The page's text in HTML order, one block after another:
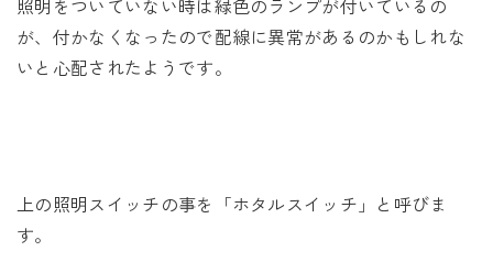
照明をついていない時は緑色のランプが付いているの
が、付かなくなったので配線に異常があるのかもしれな
いと心配されたようです。
上の照明スイッチの事を「ホタルスイッチ」と呼びま
す。